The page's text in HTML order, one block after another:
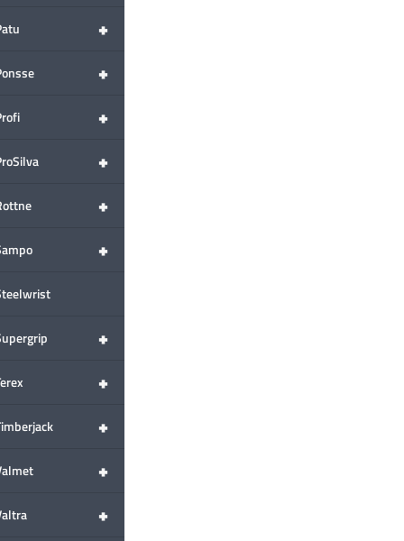
+
+
+
+
+
+
+
+
+
+
+